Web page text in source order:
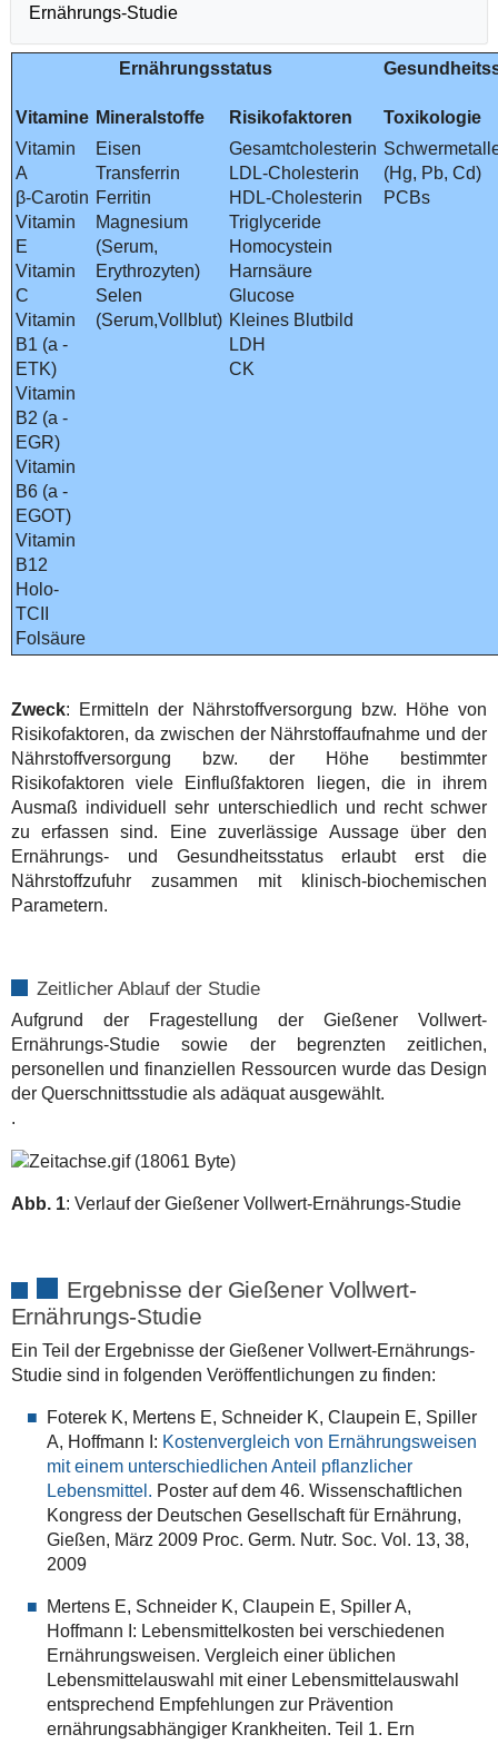
Ernährungs-Studie
Ernährungsstatus
Vitamine Mineralstoffe Risikofaktoren
Toxikologie
Vitamin
A
β-Carotin
Vitamin
E
Vitamin
C
Vitamin
B1 (a -
ETK)
Vitamin
B2 (a -
EGR)
Vitamin
B6 (a -
EGOT)
Vitamin
B12
Holo-
TCII
Folsäure
Eisen
Transferrin
Ferritin
Magnesium
(Serum,
Erythrozyten)
Selen
(Serum,Vollblut)
Gesamtcholesterin
LDL-Cholesterin
HDL-Cholesterin
Triglyceride
Homocystein
Harnsäure
Glucose
Kleines Blutbild
LDH
CK
(Hg, Pb, Cd)
PCBs
Zweck: Ermitteln der Nährstoffversorgung bzw. Höhe von
Risikofaktoren, da zwischen der Nährstoffaufnahme und der
Nährstoffversorgung bzw. der Höhe bestimmter
Risikofaktoren viele Einflußfaktoren liegen, die in ihrem
Ausmaß individuell sehr unterschiedlich und recht schwer
zu erfassen sind. Eine zuverlässige Aussage über den
Ernährungs- und Gesundheitsstatus erlaubt erst die
Nährstoffzufuhr zusammen mit klinisch-biochemischen
Parametern.
Zeitlicher Ablauf der Studie
Aufgrund der Fragestellung der Gießener Vollwert-
Ernährungs-Studie sowie der begrenzten zeitlichen,
personellen und finanziellen Ressourcen wurde das Design
der Querschnittsstudie als adäquat ausgewählt.
.
Abb. 1: Verlauf der Gießener Vollwert-Ernährungs-Studie
Ergebnisse der Gießener Vollwert-
Ernährungs-Studie
Ein Teil der Ergebnisse der Gießener Vollwert-Ernährungs-
Studie sind in folgenden Veröffentlichungen zu finden:
Foterek K, Mertens E, Schneider K, Claupein E, Spiller
A, Hoffmann I: Kostenvergleich von Ernährungsweisen
mit einem unterschiedlichen Anteil pflanzlicher
Lebensmittel. Poster auf dem 46. Wissenschaftlichen
Kongress der Deutschen Gesellschaft für Ernährung,
Gießen, März 2009 Proc. Germ. Nutr. Soc. Vol. 13, 38,
2009
Mertens E, Schneider K, Claupein E, Spiller A,
Hoffmann I: Lebensmittelkosten bei verschiedenen
Ernährungsweisen. Vergleich einer üblichen
Lebensmittelauswahl mit einer Lebensmittelauswahl
entsprechend Empfehlungen zur Prävention
ernährungsabhängiger Krankheiten. Teil 1. Ern